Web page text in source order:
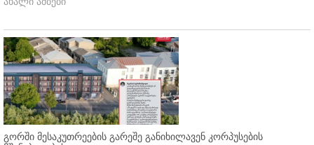
გორში მესაკუთრეების გარეშე განიხილავენ კორპუსების